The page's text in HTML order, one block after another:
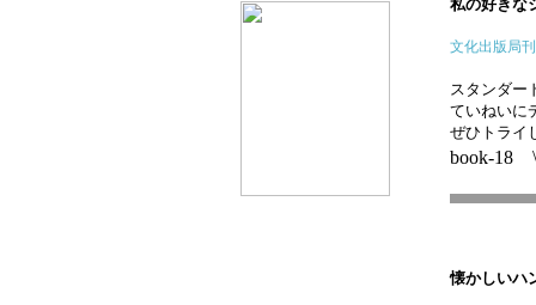
私の好きな
文化出版局刊
スタンダー
ていねいに
ぜひトライ
book-18
懐かしいハ